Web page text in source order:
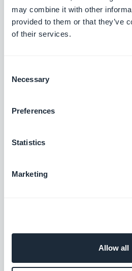
may combine it with other
provided to them or that they’ve
of their services.
Selection
Necessary
Preferences
Statistics
Marketing
Allow all
anmeldelser hver måned. Å
kundeanmeldelser er en god
kommentarene, så vil du se at